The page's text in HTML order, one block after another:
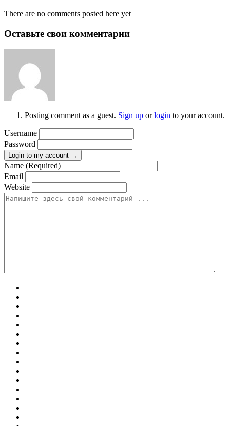
There are no comments posted here yet
Оставьте свои комментарии
Posting comment as a guest. Sign up orlogin to your account.
Username
Password
Login to my account →
Name (Required)
Email
Website